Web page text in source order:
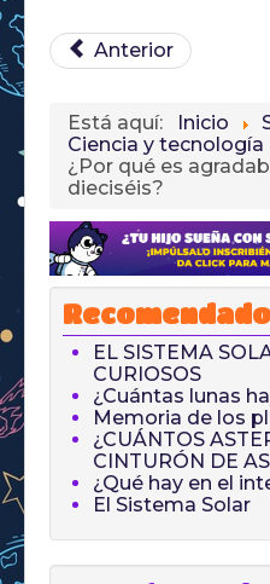
Anterior
Está aquí: Inicio
Ciencia y tecnología
¿Por qué es
dieciséis?
EL SISTEMA
CURIOSOS
¿Cuántas lunas
Memoria de los
¿CUÁNTOS
CINTURÓN DE
¿Qué hay en el
El Sistema Solar